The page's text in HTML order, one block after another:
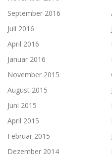
September 2016
Juli 2016
April 2016
Januar 2016
November 2015
August 2015
Juni 2015
April 2015
Februar 2015
Dezember 2014